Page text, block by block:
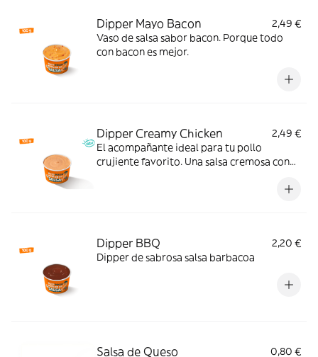
Dipper Mayo Bacon
2,49 €
Vaso de salsa sabor bacon. Porque todo
con bacon es mejor.
Dipper Creamy Chicken
2,49 €
El acompañante ideal para tu pollo
crujiente favorito. Una salsa cremosa con
Dipper BBQ
2,20 €
Dipper de sabrosa salsa barbacoa
Salsa de Queso 0,80 €